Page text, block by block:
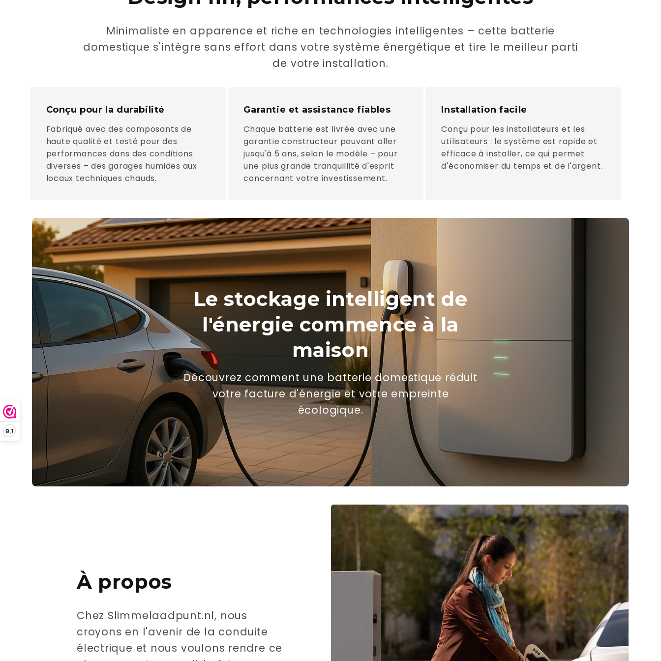
9,1
Minimaliste en apparence et riche en technologies intelligentes – cette batterie
domestique s'intègre sans effort dans votre système énergétique et tire le meilleur parti
de votre installation.
Conçu pour la durabilité
Fabriqué avec des composants de
haute qualité et testé pour des
performances dans des conditions
diverses – des garages humides aux
locaux techniques chauds.
Garantie et assistance fiables
Chaque batterie est livrée avec une
garantie constructeur pouvant aller
jusqu'à 5 ans, selon le modèle – pour
une plus grande tranquillité d'esprit
concernant votre investissement.
Installation facile
Conçu pour les installateurs et les
utilisateurs : le système est rapide et
efficace à installer, ce qui permet
d'économiser du temps et de l'argent.
Le stockage intelligent de
l'énergie commence à la
maison
Découvrez comment une batterie domestique réduit
votre facture d'énergie et votre empreinte
écologique.
À propos
Chez Slimmelaadpunt.nl, nous
croyons en l'avenir de la conduite
électrique et nous voulons rendre ce
⚡ Wil jij slim laden?
Schrijf je in voor onze nieuwsbrief
en ontvang direct een gratis gids
vol tips over laadpunten, kosten
en subsidies.
E-mail
Ja, stuur mij de gratis gids
Nee, bedankt